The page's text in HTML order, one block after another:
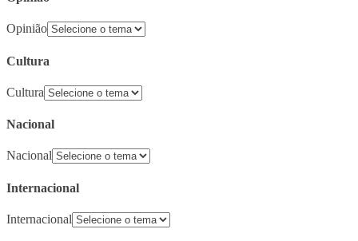
Opinião
Cultura
Cultura
Nacional
Nacional
Internacional
Internacional